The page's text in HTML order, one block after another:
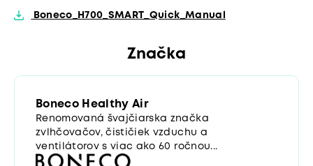
Boneco_H700_SMART_Quick_Manual
Značka
Boneco Healthy Air
Renomovaná švajčiarska značka
zvlhčovačov, čističiek vzduchu a
ventilátorov s viac ako 60 ročnou...